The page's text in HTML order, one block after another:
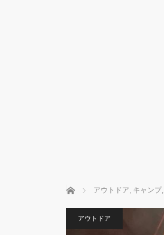
ホーム アウトドア, キャンプ,
アウトドア